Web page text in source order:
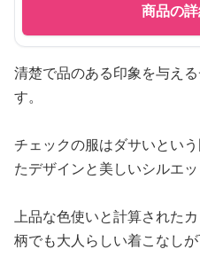
商品の
清楚で品のある印象を与え
す。
チェックの服はダサいとい
たデザインと美しいシルエッ
上品な色使いと計算された
柄でも大人らしい着こなしが